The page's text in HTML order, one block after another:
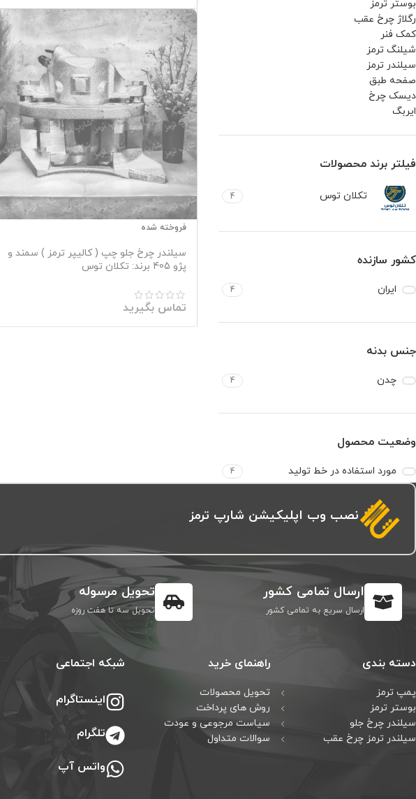
بوستر ترمز
رگلاژ چرخ عقب
کمک فنر
شیلنگ ترمز
سیلندر ترمز
صفحه طبق
دیسک چرخ
ایربگ
فیلتر برند محصولات
تکلان توس 4
کشور سازنده
ایران 4
جنس بدنه
چدن 4
وضعیت محصول
مورد استفاده در خط تولید 4
فروخته شده
سیلندر چرخ جلو چپ ( کالیپر ترمز ) سمند و
پژو 405 برند: تکلان توس
تماس بگیرید
نصب وب اپلیکیشن شارپ ترمز
ارسال تمامی کشور
ارسال سریع به تمامی کشور
تحویل مرسوله
تحویل سه تا هفت روزه
دسته بندی
پمپ ترمز
بوستر ترمز
سیلندر چرخ جلو
سیلندر ترمز چرخ عقب
راهنمای خرید
تحویل محصولات
روش های پرداخت
سیاست مرجوعی و عودت
سوالات متداول
شبکه اجتماعی
اینستاگرام
تلگرام
واتس آپ